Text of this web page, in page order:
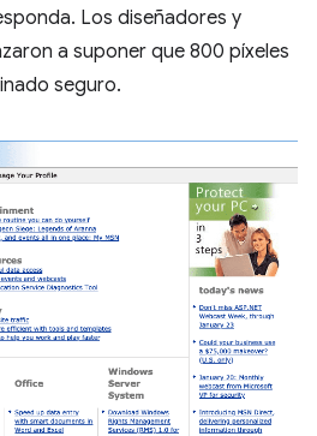
Los diseñadores y
a suponer que 800 píxeles
seguro.